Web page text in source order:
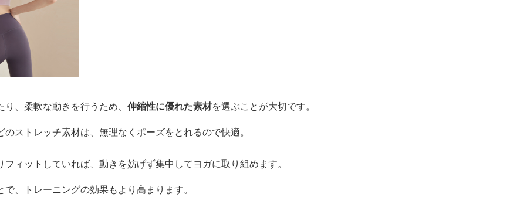
、柔軟な動きを行うため、 伸縮性に優れた素材を選ぶことが大切です。
ストレッチ素材は、無理なくポーズをとれるので快適。
ィットしていれば、動きを妨げず集中してヨガに取り組めます。
、トレーニングの効果もより高まります。